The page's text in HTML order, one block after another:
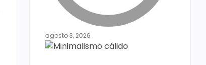
agosto 3, 2026